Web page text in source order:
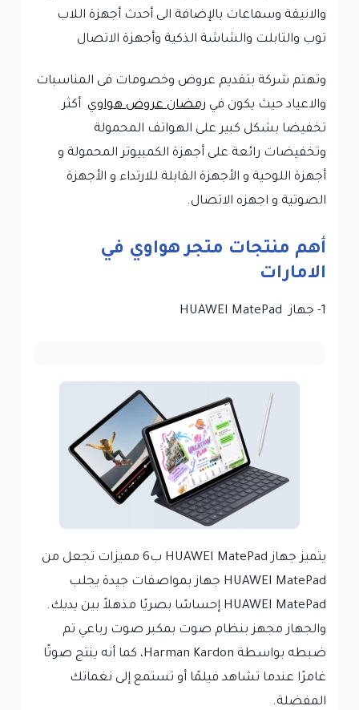
والانيقة وسماعات بالإضافة الى أحدث أجهزة اللاب
توب والتابلت والشاشة الذكية وأجهزة الاتصال
وتهتم شركة بتقديم عروض وخصومات فى المناسبات
والاعياد حيث يكون في رمضان عروض هواويأكثر
تخفيضا بشكل كبير على الهواتف المحمولة
وتخفيضات رائعة على أجهزة الكمبيوتر المحمولة و
أجهزة اللوحية و الأجهزة القابلة للارتداء و الأجهزة
الصوتية و اجهزه الاتصال.
أهم منتجات متجر هواوي في
الامارات
1- جهاز HUAWEI MatePad
يتميز جهاز HUAWEI MatePad ب6 مميزات تجعل من
HUAWEI MatePad جهاز بمواصفات جيدة يجلب
HUAWEI MatePad إحساسًا بصريًا مذهلاً بين يديك.
والجهاز مجهز بنظام صوت بمكبر صوت رباعي تم
ضبطه بواسطة Harman Kardon، كما أنه ينتج صوتًا
غامرًا عندما تشاهد فيلمًا أو تستمع إلى نغماتك
المفضلة.